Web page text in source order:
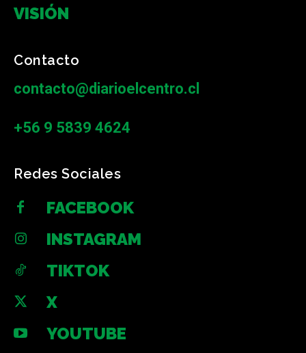
VISIÓN
Contacto
contacto@diarioelcentro.cl
+56 9 5839 4624
Redes Sociales
FACEBOOK
INSTAGRAM
TIKTOK
X
YOUTUBE